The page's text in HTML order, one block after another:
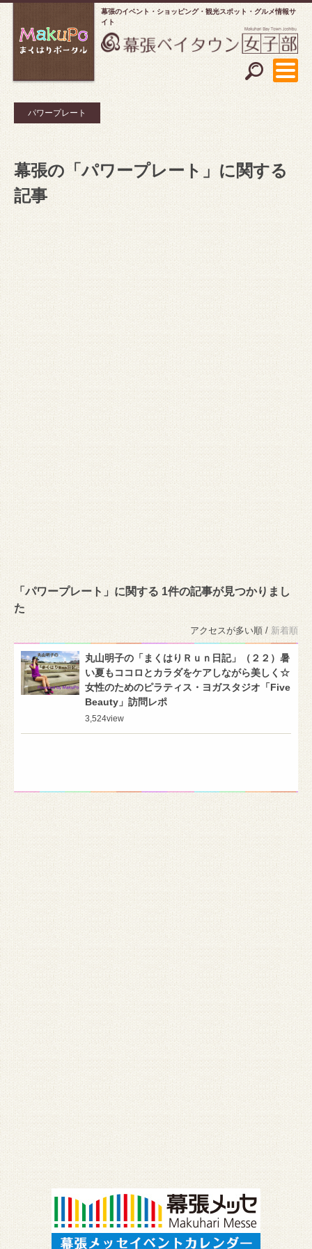
幕張のイベント・ショッピング
観光スポット・グルメ情報サ
イト
パワープレート
幕張の「パワープレート」に関する
記事
「パワープレート」に関する 1件の記事が見つかりまし
た
アクセスが多い順 / 新着順
丸山明子の「まくはりＲｕｎ日記」（２２）暑
い夏もココロとカラダをケアしながら美しく☆
女性のためのピラティス・ヨガスタジオ「Five
Beauty」訪問レポ
3,524view